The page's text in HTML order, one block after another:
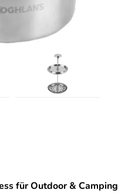
für Outdoor & Camping